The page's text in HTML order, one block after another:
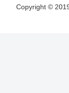
Copyright ©